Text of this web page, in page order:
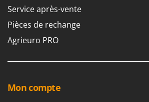
Service après-vente
Pièces de rechange
Agrieuro PRO
Mon compte